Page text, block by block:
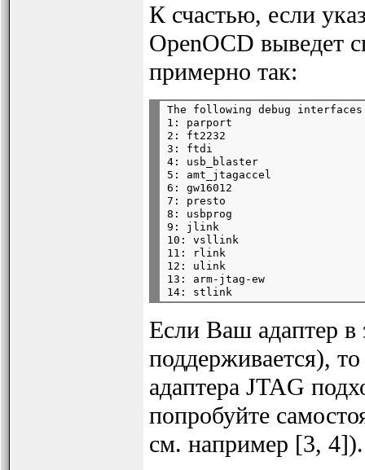
К счастью, если
OpenOCD выведет
примерно так:
The following debug
1: parport
2: ft2232
3: ftdi
4: usb_blaster
5: amt_jtagaccel
6: gw16012
7: presto
8: usbprog
9: jlink
10: vsllink
11: rlink
12: ulink
13: arm-jtag-ew
Если Ваш адаптер в
поддерживается),
адаптера JTAG
попробуйте
см. например [3, 4]).